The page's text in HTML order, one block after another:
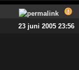
23 juni 2005 23:56